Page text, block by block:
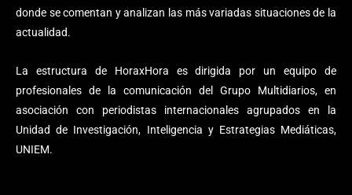
donde se comentan y analizan las más variadas situaciones de la
actualidad.
La estructura de HoraxHora es dirigida por un equipo de
profesionales de la comunicación del Grupo Multidiarios, en
asociación con periodistas internacionales agrupados en la
Unidad de Investigación, Inteligencia y Estrategias Mediáticas,
UNIEM.